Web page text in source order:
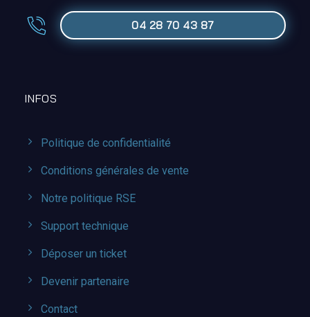
04 28 70 43 87
INFOS
Politique de confidentialité
Conditions générales de vente
Notre politique RSE
Support technique
Déposer un ticket
Devenir partenaire
Contact